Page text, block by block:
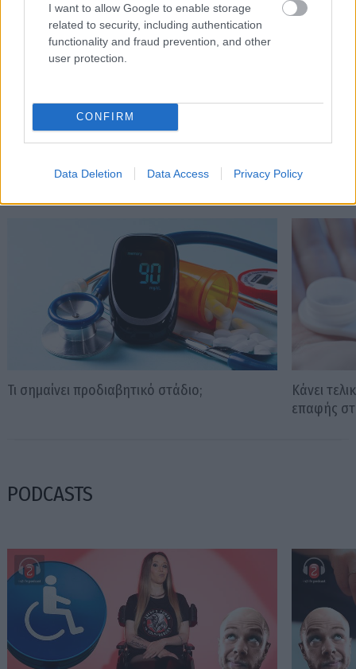
I want to allow Google to enable storage
related to security, including authentication
functionality and fraud prevention, and other
user protection.
CONFIRM
Data Deletion Data Access Privacy Policy
Διαβάστε επίσης
Τι σημαίνει προδιαβητικό στάδιο;
Κάνει
επαφής
PODCASTS